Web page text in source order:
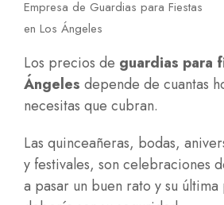
Empresa de Guardias para Fiestas
en Los Ángeles
Los precios de guardias para
Ángeles depende de cuantas
necesitas que cubran.
Las quinceañeras, bodas,
y festivales, son celebraciones
a pasar un buen rato y su